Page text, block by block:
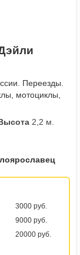
Переезды.
мотоциклы,
2,2 м.
3000 руб.
9000 руб.
20000 руб.